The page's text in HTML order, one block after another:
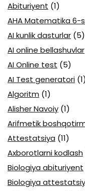
Abituriyent (1)
AHA Matematika 6-
AI kunlik dasturlar (5)
AI online bellashuvlar
AI Online test (5)
AI Test generatori (1)
Algoritm (1)
Alisher Navoiy (1)
Arifmetik
Attestatsiya (11)
Axborotlarni kodlash
Biologiya abituriyent
Biologiya